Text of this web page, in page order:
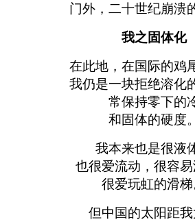
门外，二十世纪崩溃
我之固体化
在此地，在国际的鸡
我仍是一块拒绝溶
常保持零下的
和固体的硬度。
我本来也是很液
也很爱流动，很容易
很爱玩虹的滑梯
但中国的太阳距